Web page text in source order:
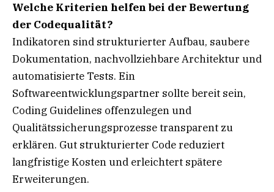
Welche Kriterien helfen bei der Bewertung
der Codequalität?
Indikatoren sind strukturierter Aufbau, saubere
Dokumentation, nachvollziehbare Architektur und
automatisierte Tests. Ein
Softwareentwicklungspartner sollte bereit sein,
Coding Guidelines offenzulegen und
Qualitätssicherungsprozesse transparent zu
erklären. Gut strukturierter Code reduziert
langfristige Kosten und erleichtert spätere
Erweiterungen.